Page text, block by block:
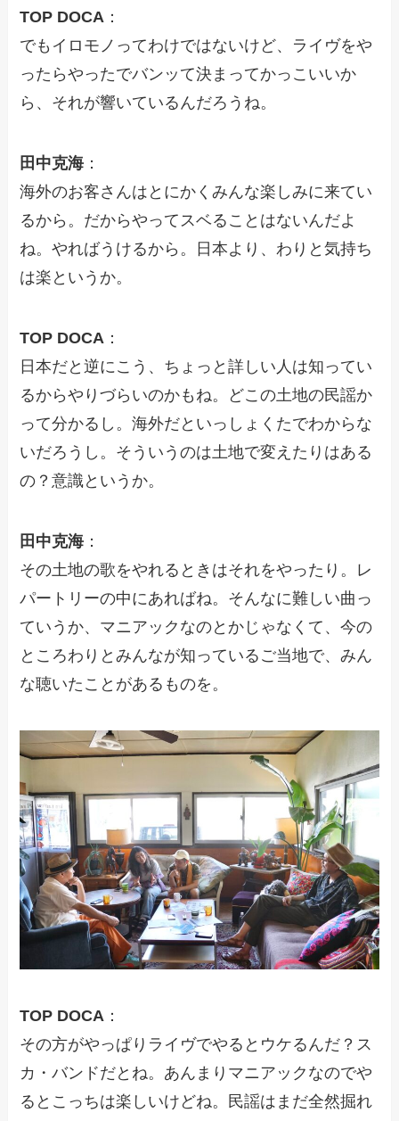
TOP DOCA ：
でもイロモノってわけではないけど、ライヴをや
ったらやったでバンッて決まってかっこいいか
ら、それが響いているんだろうね。
田中克海 ：
海外のお客さんはとにかくみんな楽しみに来てい
るから。だからやってスベることはないんだよ
ね。やればうけるから。日本より、わりと気持ち
は楽というか。
TOP DOCA ：
日本だと逆にこう、ちょっと詳しい人は知ってい
るからやりづらいのかもね。どこの土地の民謡か
って分かるし。海外だといっしょくたでわからな
いだろうし。そういうのは土地で変えたりはある
の？意識というか。
田中克海 ：
その土地の歌をやれるときはそれをやったり。レ
パートリーの中にあればね。そんなに難しい曲っ
ていうか、マニアックなのとかじゃなくて、今の
ところわりとみんなが知っているご当地で、みん
な聴いたことがあるものを。
TOP DOCA ：
その方がやっぱりライヴでやるとウケるんだ？ス
カ・バンドだとね。あんまりマニアックなのでや
るとこっちは楽しいけどね。民謡はまだ全然掘れ